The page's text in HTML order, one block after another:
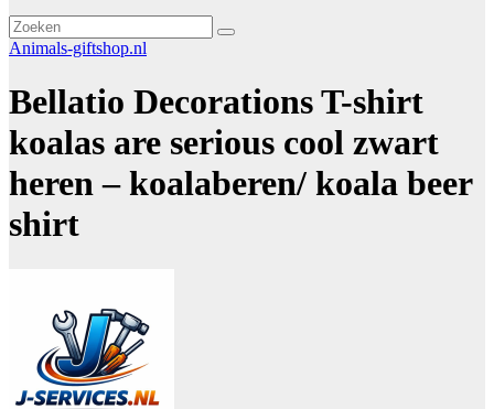
Animals-giftshop.nl
Bellatio Decorations T-shirt
koalas are serious cool zwart
heren – koalaberen/ koala beer
shirt